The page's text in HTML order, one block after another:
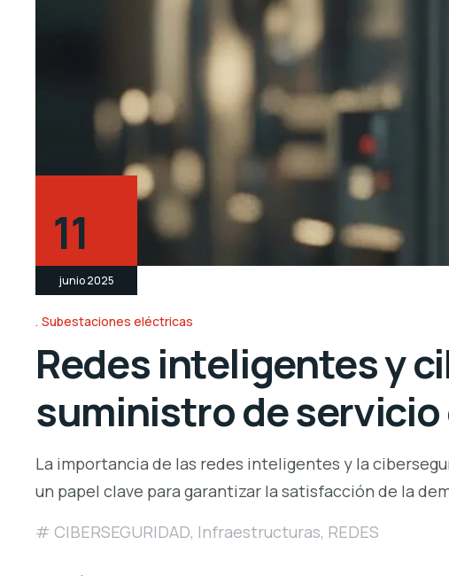
11
junio 2025
Subestaciones eléctricas
Redes inteligentes y
suministro de
La importancia de las redes inteligentes y la
un papel clave para garantizar la satisfacción de la
CIBERSEGURIDAD, Infraestructuras, REDES